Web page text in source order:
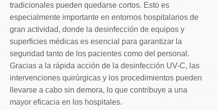
tradicionales pueden quedarse cortos. Esto es
especialmente importante en entornos hospitalarios de
gran actividad, donde la desinfección de equipos y
superficies médicas es esencial para garantizar la
seguridad tanto de los pacientes como del personal.
Gracias a la rápida acción de la desinfección UV-C, las
intervenciones quirúrgicas y los procedimientos pueden
llevarse a cabo sin demora, lo que contribuye a una
mayor eficacia en los hospitales.